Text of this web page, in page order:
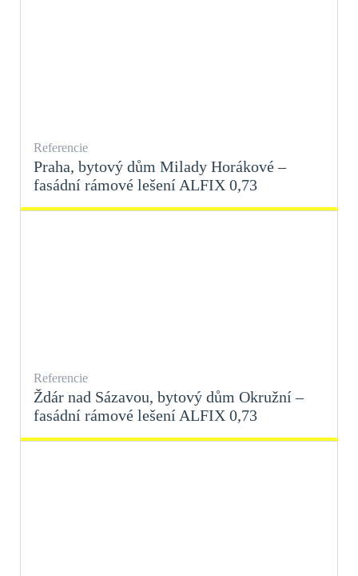
Referencie
Praha, bytový dům Milady Horákové –
fasádní rámové lešení ALFIX 0,73
Referencie
Ždár nad Sázavou, bytový dům Okružní –
fasádní rámové lešení ALFIX 0,73